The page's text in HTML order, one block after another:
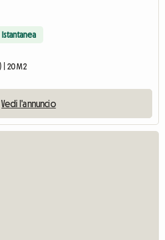
Istantanea
| 20 M2
Vedi l'annuncio